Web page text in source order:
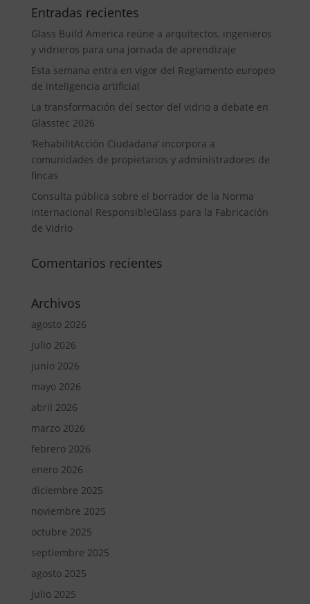
Entradas recientes
Glass Build America reúne a arquitectos, ingenieros
y vidrieros para una jornada de aprendizaje
Esta semana entra en vigor del Reglamento europeo
de inteligencia artificial
La transformación del sector del vidrio a debate en
Glasstec 2026
‘RehabilitAcción Ciudadana’ incorpora a
comunidades de propietarios y administradores de
fincas
Consulta pública sobre el borrador de la Norma
Internacional ResponsibleGlass para la Fabricación
de Vidrio
Comentarios recientes
Archivos
agosto 2026
julio 2026
junio 2026
mayo 2026
abril 2026
marzo 2026
febrero 2026
enero 2026
diciembre 2025
noviembre 2025
octubre 2025
septiembre 2025
agosto 2025
julio 2025